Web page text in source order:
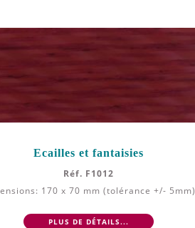
Ecailles et fantaisies
Réf. F1012
170 x 70 mm (tolérance +/- 5mm)
PLUS DE DÉTAILS...